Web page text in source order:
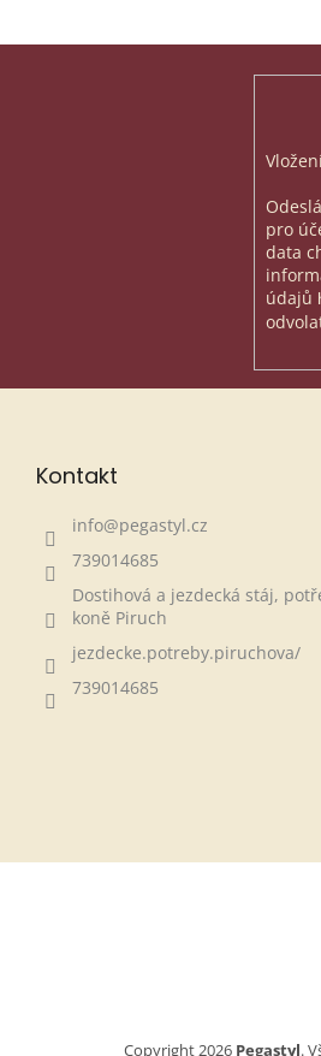
pro
data
údajů
Kontakt
info@pegastyl.cz
739014685
Dostihová a jezdecká stáj,
koně Piruch
jezdecke.potreby.piruchova/
739014685
Copyright 2026 Pegastyl.